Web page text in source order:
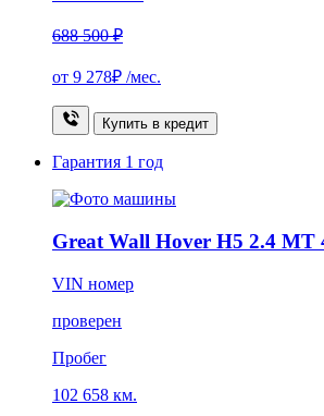
688 500 ₽
от 9 278₽ /мес.
Купить в кредит
Гарантия 1 год
Great Wall Hover H5 2.4 MT
VIN номер
проверен
Пробег
102 658 км.